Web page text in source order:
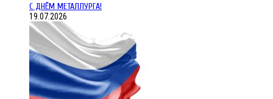
С ДНЁМ МЕТАЛЛУРГА!
19.07.2026